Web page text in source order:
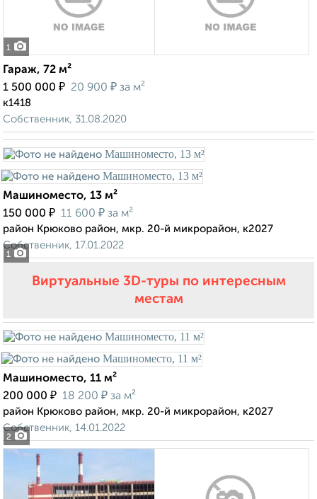
1
Гараж, 72 м²
1 500 000 ₽ 20 900 ₽ за м²
к1418
Собственник, 31.08.2020
1
Машиноместо, 13 м²
150 000 ₽ 11 600 ₽ за м²
район Крюково район, мкр. 20-й микрорайон, к2027
Собственник, 17.01.2022
Виртуальные 3D-туры по интересным
местам
2
Машиноместо, 11 м²
200 000 ₽ 18 200 ₽ за м²
район Крюково район, мкр. 20-й микрорайон, к2027
Собственник, 14.01.2022